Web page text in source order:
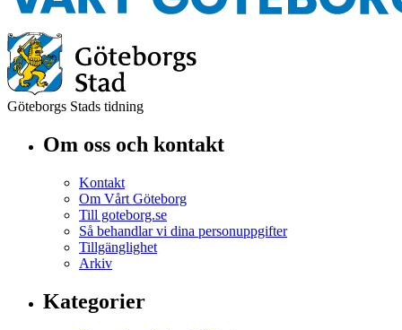
Göteborgs Stads tidning
Om oss och kontakt
Kontakt
Om Vårt Göteborg
Till goteborg.se
Så behandlar vi dina personuppgifter
Tillgänglighet
Arkiv
Kategorier